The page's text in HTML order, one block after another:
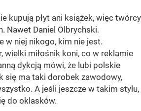
kupują płyt ani książek, więc twórcy
Nawet Daniel Olbrychski.
w niej nikogo, kim nie jest.
wielki miłośnik koni, co w reklamie
dykcją mówi, że lubi polskie
się ma taki dorobek zawodowy,
A jeśli jeszcze w takim stylu,
do oklasków.